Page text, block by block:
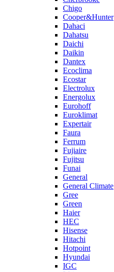
Chigo
Cooper&Hunter
Dahaci
Dahatsu
Daichi
Daikin
Dantex
Ecoclima
Ecostar
Electrolux
Energolux
Eurohoff
Euroklimat
Expertair
Faura
Ferrum
Fujiaire
Fujitsu
Funai
General
General Climate
Gree
Green
Haier
HEC
Hisense
Hitachi
Hotpoint
Hyundai
IGC